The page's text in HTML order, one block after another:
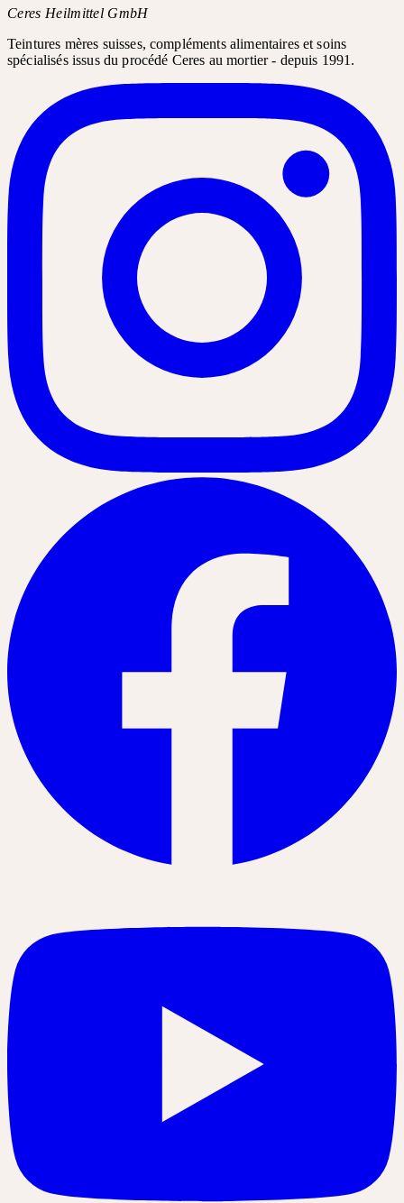
Ceres Heilmittel GmbH
Teintures mères suisses, compléments alimentaires et soins
spécialisés issus du procédé Ceres au mortier - depuis 1991.